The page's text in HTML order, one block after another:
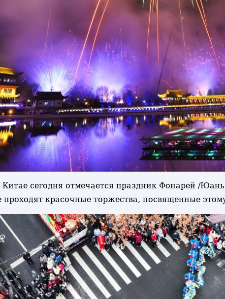
сегодня отмечается праздник Фонарей /
проходят красочные торжества, посвященные